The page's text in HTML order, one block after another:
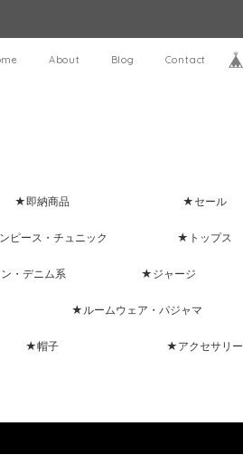
About Blog Contact
★即納商品 ★セール
ピース・チュニック ★トップス
・デニム系 ★ジャージ
★ルームウェア・パジャマ
★帽子 ★アクセサリー